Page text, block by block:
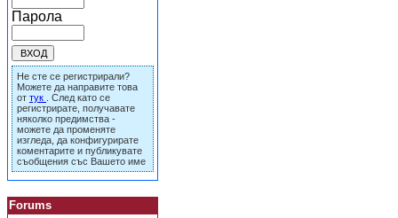
Парола
Не сте се регистрирали?
Можете да направите това
от тук
. След като се
регистрирате, получавате
няколко предимства -
можете да променяте
изгледа, да конфигурирате
коментарите и публикувате
съобщения със Вашето име
Forums